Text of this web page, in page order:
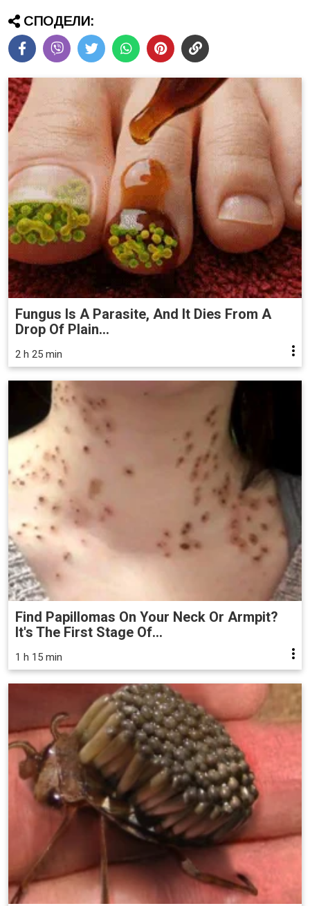
СПОДЕЛИ:
Fungus Is A Parasite, And It Dies From A
Drop Of Plain...
2 h 25 min
Find Papillomas On Your Neck Or Armpit?
It's The First Stage Of...
1 h 15 min